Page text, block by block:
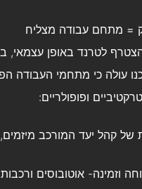
= מתחם עבודה מצליח
לטרנד באופן עצמאי,
עולה כי מתחמי העבודה
ופופולריים:
של קהל יעד המורכב
וזמינה- אוטובוסים